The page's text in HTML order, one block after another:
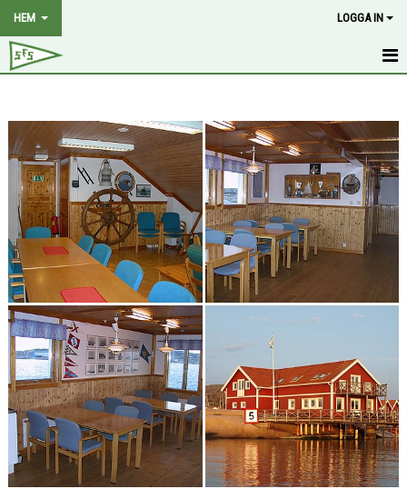
HEM LOGGA IN
NYHETER
OM KLUBBEN
MEDLEMSKAP
HISTORIA
STYRELSE
KALENDER
BILDGALLERI
DOKUMENT
FJORDVINDEN
UTMÄRKELSER